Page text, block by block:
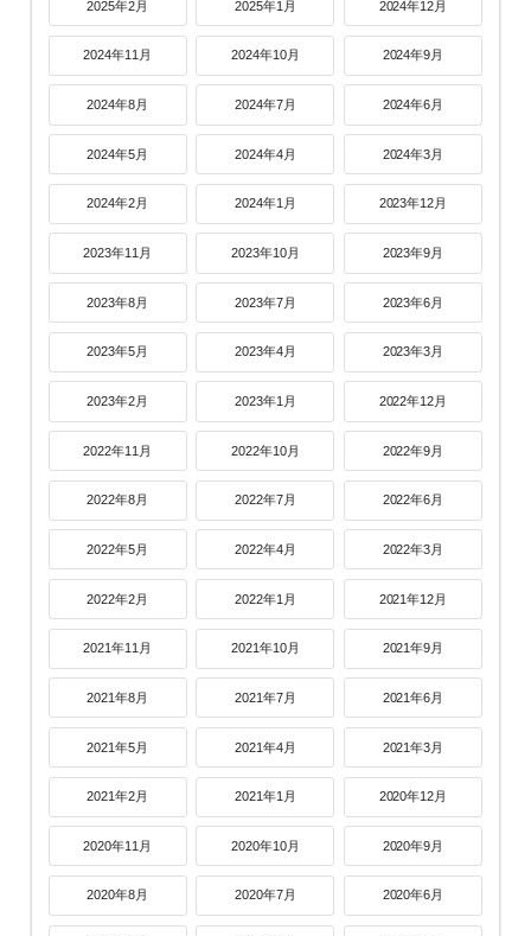
2025年2月 2025年1月 2024年12月
2024年11月 2024年10月 2024年9月
2024年8月 2024年7月 2024年6月
2024年5月 2024年4月 2024年3月
2024年2月 2024年1月 2023年12月
2023年11月 2023年10月 2023年9月
2023年8月 2023年7月 2023年6月
2023年5月 2023年4月 2023年3月
2023年2月 2023年1月 2022年12月
2022年11月 2022年10月 2022年9月
2022年8月 2022年7月 2022年6月
2022年5月 2022年4月 2022年3月
2022年2月 2022年1月 2021年12月
2021年11月 2021年10月 2021年9月
2021年8月 2021年7月 2021年6月
2021年5月 2021年4月 2021年3月
2021年2月 2021年1月 2020年12月
2020年11月 2020年10月 2020年9月
2020年8月 2020年7月 2020年6月